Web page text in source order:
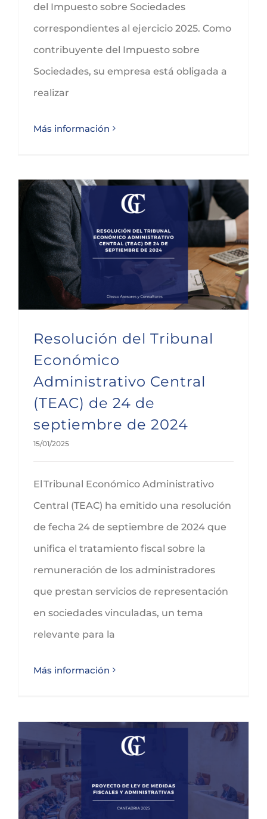
del Impuesto sobre Sociedades
correspondientes al ejercicio 2025. Como
contribuyente del Impuesto sobre
Sociedades, su empresa está obligada a
realizar
Más información
Resolución del Tribunal
Económico
Administrativo Central
(TEAC) de 24 de
septiembre de 2024
15/01/2025
El Tribunal Económico Administrativo
Central (TEAC) ha emitido una resolución
de fecha 24 de septiembre de 2024 que
unifica el tratamiento fiscal sobre la
remuneración de los administradores
que prestan servicios de representación
en sociedades vinculadas, un tema
relevante para la
Más información